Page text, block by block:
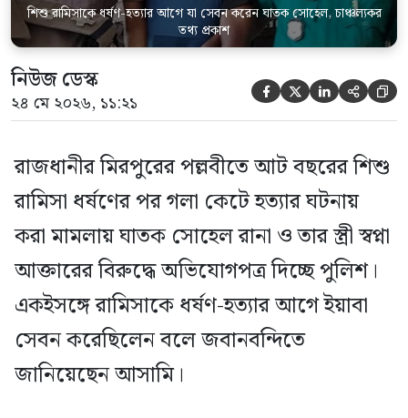
শিশু রামিসাকে ধর্ষণ-হত্যার আগে যা সেবন করেন ঘাতক সোহেল, চাঞ্চল্যকর
তথ্য প্রকাশ
নিউজ ডেস্ক
২৪ মে ২০২৬, ১১:২১     
রাজধানীর মিরপুরের পল্লবীতে আট বছরের শিশু
রামিসা ধর্ষণের পর গলা কেটে হত্যার ঘটনায়
করা মামলায় ঘাতক সোহেল রানা ও তার স্ত্রী স্বপ্না
আক্তারের বিরুদ্ধে অভিযোগপত্র দিচ্ছে পুলিশ।
একইসঙ্গে রামিসাকে ধর্ষণ-হত্যার আগে ইয়াবা
সেবন করেছিলেন বলে জবানবন্দিতে
জানিয়েছেন আসামি।